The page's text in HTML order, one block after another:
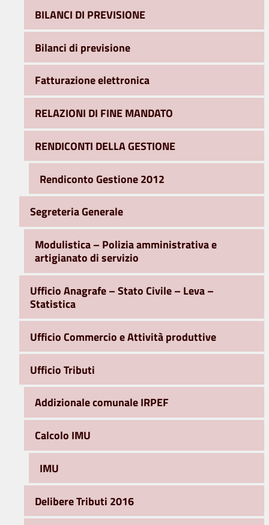
BILANCI DI PREVISIONE
Bilanci di previsione
Fatturazione elettronica
RELAZIONI DI FINE MANDATO
RENDICONTI DELLA GESTIONE
Rendiconto Gestione 2012
Segreteria Generale
Modulistica – Polizia amministrativa e
artigianato di servizio
Ufficio Anagrafe – Stato Civile – Leva –
Statistica
Ufficio Commercio e Attività produttive
Ufficio Tributi
Addizionale comunale IRPEF
Calcolo IMU
IMU
Delibere Tributi 2016